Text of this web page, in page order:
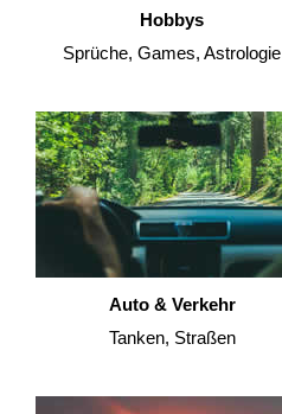
Hobbys
Sprüche, Games, Astrologie
Auto & Verkehr
Tanken, Straßen